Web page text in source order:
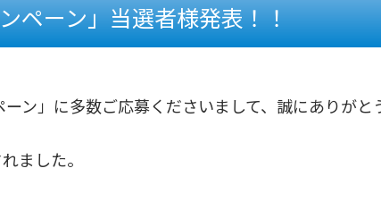
ペーン」当選者様発表！！
ン」に多数ご応募くださいまして、誠にありがと
ました。